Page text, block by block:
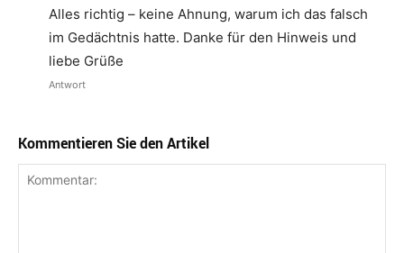
Alles richtig – keine Ahnung, warum ich das falsch
im Gedächtnis hatte. Danke für den Hinweis und
liebe Grüße
Antwort
Kommentieren Sie den Artikel